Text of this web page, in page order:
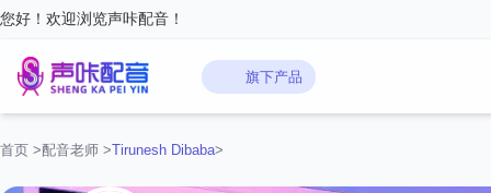
您好！欢迎浏览声咔配音！
旗下产品
首页 >配音老师 >Tirunesh Dibaba>